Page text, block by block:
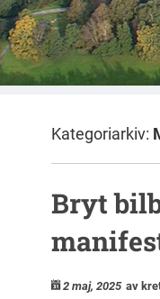
Kategoriarkiv:
Bryt
2 maj, 2025 av